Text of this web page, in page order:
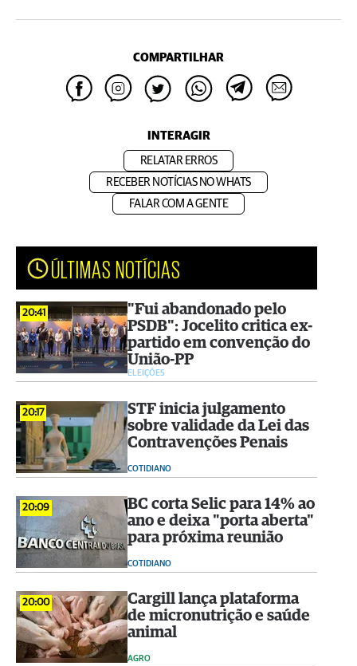
COMPARTILHAR
INTERAGIR
RELATAR ERROS
RECEBER NOTÍCIAS NO WHATS
FALAR COM A GENTE
ÚLTIMAS NOTÍCIAS
20:41
"Fui abandonado pelo
PSDB": Jocelito critica ex-
partido em convenção do
União-PP
ELEIÇÕES
20:17
STF inicia julgamento
sobre validade da Lei das
Contravenções Penais
COTIDIANO
20:09
BC corta Selic para 14% ao
ano e deixa "porta aberta"
para próxima reunião
COTIDIANO
20:00
Cargill lança plataforma
de micronutrição e saúde
animal
AGRO